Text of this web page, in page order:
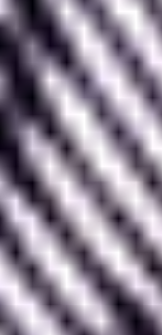
avant de
Lors de la
équipes
ensemble le
Ontravaille
leur
de ces
graphiques